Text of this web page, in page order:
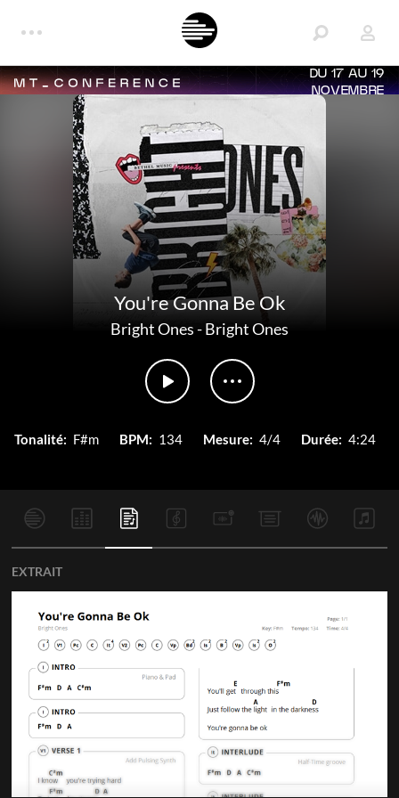
DU 17 AU 19
NOVEMBRE
You're Gonna Be Ok
Bright Ones-Bright Ones
Tonalité: F#m BPM: 134 Mesure: 4/4 Durée: 4:24
EXTRAIT